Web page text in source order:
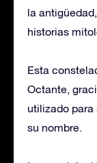
la
historias
Esta
Octante,
utilizado para
su nombre.